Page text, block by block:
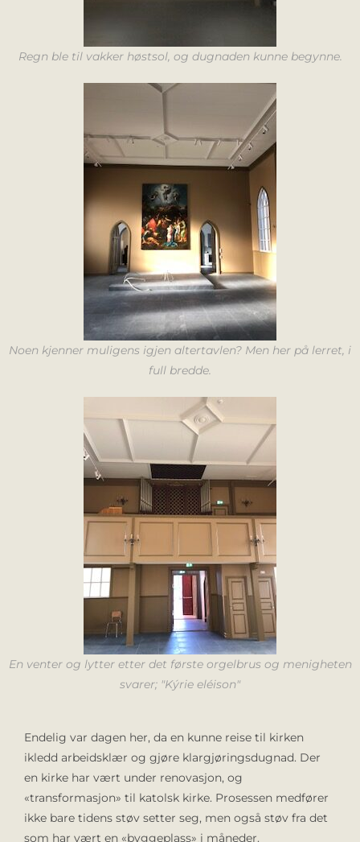
Regn ble til vakker høstsol, og dugnaden kunne begynne.
Noen kjenner muligens igjen altertavlen? Men her på lerret, i
full bredde.
En venter og lytter etter det første orgelbrus og menigheten
svarer; "Kýrie eléison"
Endelig var dagen her, da en kunne reise til kirken
ikledd arbeidsklær og gjøre klargjøringsdugnad. Der
en kirke har vært under renovasjon, og
«transformasjon» til katolsk kirke. Prosessen medfører
ikke bare tidens støv setter seg, men også støv fra det
som har vært en «byggeplass» i måneder.